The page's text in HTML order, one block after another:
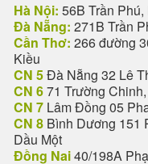
Hà Nội: 56B Trần
Đà Nẵng: 271B Trần
Cần Thơ: 266 đường
Kiều
CN 5Đà Nẵng 32 Lê
CN 671 Trường
CN 7 Lâm Đồng 05
CN 8 Bình Dương 151
Dầu Một
Đồng Nai40/198A